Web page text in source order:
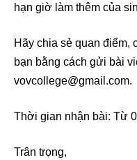
hạn giờ làm thêm của
Hãy chia sẻ quan điểm,
bạn bằng cách gửi bài
vovcollege@gmail.com.
Thời gian nhận bài: Từ
Trân trọng,